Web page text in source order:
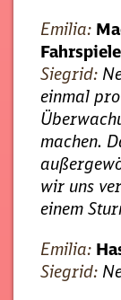
Emilia:
Siegrid:
einmal
machen.
wir uns
einem
Emilia:
Siegrid: